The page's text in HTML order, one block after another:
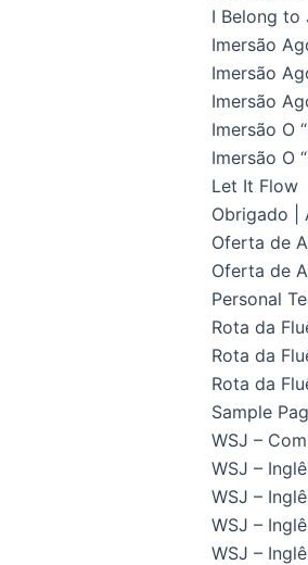
I Belong to
Imersão
Imersão
Imersão
Imersão O
Imersão O
Let It Flow
Obrigado |
Oferta de
Oferta de
Personal
Rota da
Rota da
Rota da
Sample
WSJ –
WSJ –
WSJ –
WSJ –
WSJ –